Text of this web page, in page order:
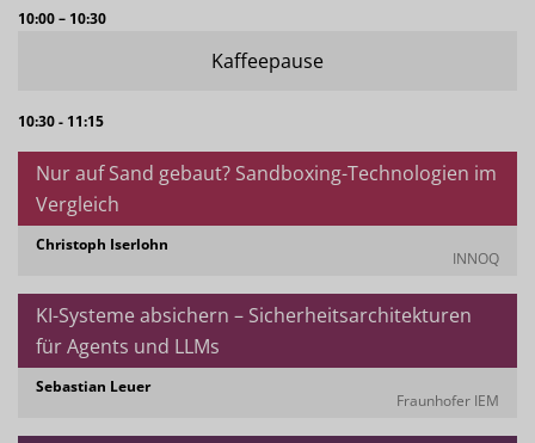
10:00 – 10:30
Kaffeepause
10:30 - 11:15
Nur auf Sand gebaut? Sandboxing-Technologien im
Vergleich
Christoph Iserlohn
INNOQ
KI-Systeme absichern – Sicherheitsarchitekturen
für Agents und LLMs
Sebastian Leuer
Fraunhofer IEM